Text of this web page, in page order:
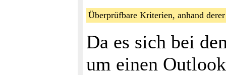
Überprüfbare Kriterien, anhand
Da es sich bei
um einen